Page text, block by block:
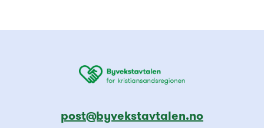
post@byvekstavtalen.no